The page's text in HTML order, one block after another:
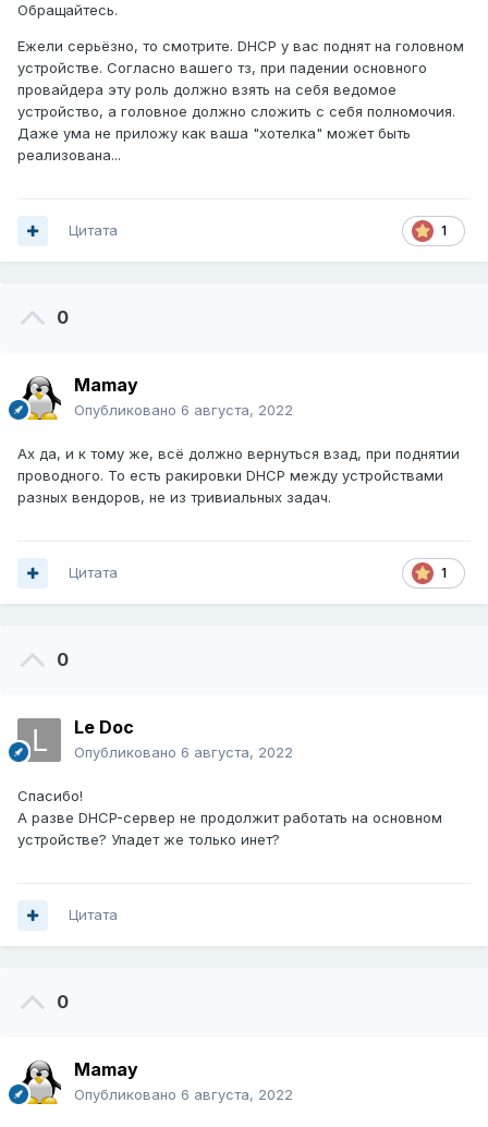
Обращайтесь.
Ежели серьёзно, то смотрите. DHCP у вас поднят на головном
устройстве. Согласно вашего тз, при падении основного
провайдера эту роль должно взять на себя ведомое
устройство, а головное должно сложить с себя полномочия.
Даже ума не приложу как ваша "хотелка" может быть
реализована...
1
Цитата
0
Mamay
Опубликовано 6 августа, 2022
Ах да, и к тому же, всё должно вернуться взад, при поднятии
проводного. То есть ракировки DHCP между устройствами
разных вендоров, не из тривиальных задач.
1
Цитата
0
Le Doc
Опубликовано 6 августа, 2022
Спасибо!
А разве DHCP-сервер не продолжит работать на основном
устройстве? Упадет же только инет?
Цитата
0
Mamay
Опубликовано 6 августа, 2022